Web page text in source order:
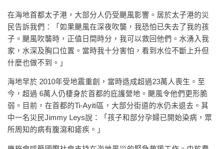
在海地首都太子港，大部分人仍受颶風影響。居於太子港的災
民告訴我們：「如果颶風在深夜吹襲，我恐怕已失去了我的孩
子。颶風吹襲時，正值日間時分，我可以救回他們。水湧入我
家，水深及胸口位置。當時我十分害怕，看到水位不斷上升但
什麼也做不到。」
海地早於 2010年受地震重創，當時造成超過23萬人喪生。至
今，超過 6萬人仍棲身於首都的庇護營地。颶風令他們更形脆
弱。目前，在首都的Ti-Ayiti區，大部分街道的水仍未退去。其
中一名災民Jimmy Leys說：「孩子和部分孕婦已開始染病，眾
所周知的病有腹瀉和瘧疾。」